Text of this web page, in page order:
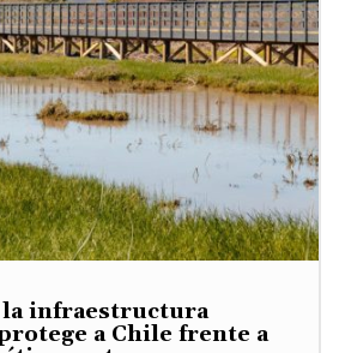
infraestructura
a Chile frente a